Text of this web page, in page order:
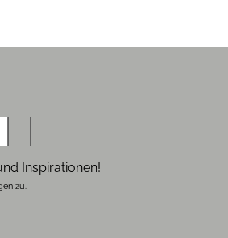
Inspirationen!
zu.